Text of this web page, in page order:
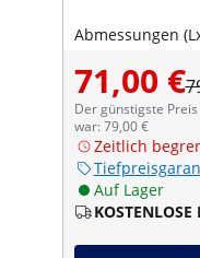
Abmessungen
71,00 €
Der günstigste
war: 79,00 €
Zeitlich
Auf Lager
KOSTENLOSE